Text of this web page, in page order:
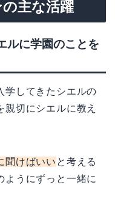
の主な活躍
ルに学園のことを
学してきたシエルの
切にシエルに教え
聞けばいい と考える
ようにずっと一緒に